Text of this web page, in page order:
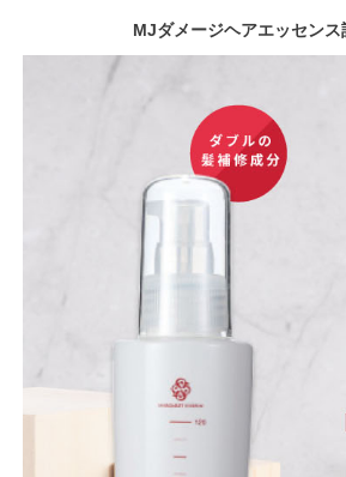
MJダメージヘアエッセン